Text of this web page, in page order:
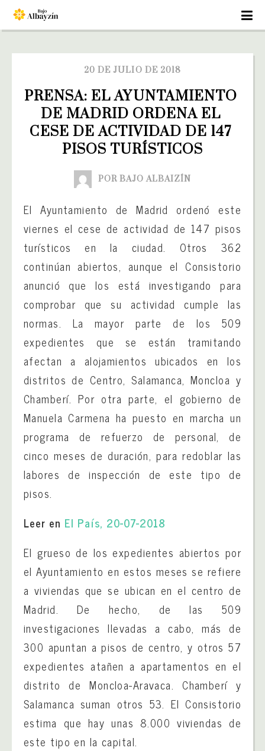
20 DE JULIO DE 2018
PRENSA: EL AYUNTAMIENTO
DE MADRID ORDENA EL
CESE DE ACTIVIDAD DE 147
PISOS TURÍSTICOS
POR BAJO ALBAIZÍN
El Ayuntamiento de Madrid ordenó este
viernes el cese de actividad de 147 pisos
turísticos en la ciudad. Otros 362
continúan abiertos, aunque el Consistorio
anunció que los está investigando para
comprobar que su actividad cumple las
normas. La mayor parte de los 509
expedientes que se están tramitando
afectan a alojamientos ubicados en los
distritos de Centro, Salamanca, Moncloa y
Chamberí. Por otra parte, el gobierno de
Manuela Carmena ha puesto en marcha un
programa de refuerzo de personal, de
cinco meses de duración, para redoblar las
labores de inspección de este tipo de
pisos.
Leer en El País, 20-07-2018
El grueso de los expedientes abiertos por
el Ayuntamiento en estos meses se refiere
a viviendas que se ubican en el centro de
Madrid. De hecho, de las 509
investigaciones llevadas a cabo, más de
300 apuntan a pisos de centro, y otros 57
expedientes atañen a apartamentos en el
distrito de Moncloa-Aravaca. Chamberí y
Salamanca suman otros 53. El Consistorio
estima que hay unas 8.000 viviendas de
este tipo en la capital.